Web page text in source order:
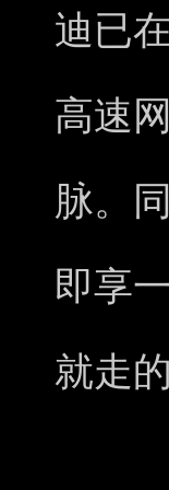
迪已
高速
脉。
即享
就走